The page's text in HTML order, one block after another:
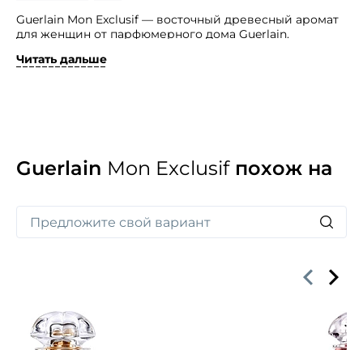
Guerlain Mon Exclusif — восточный древесный аромат
для женщин от парфюмерного дома Guerlain.
Аромат является ярким примером остроумия
кристаллами соли, гурманской карамелью
и восхитительным кумарином. Соблазнительный,
утонченных, женственных натур.
Читать дальше
Guerlain Mon Exclusifпохож на